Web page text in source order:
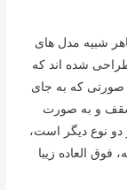
شبیه مدل های
شده اند که
صورتی که به جای
سقف و به صورت
دو نوع دیگر است،
العاده زیبا